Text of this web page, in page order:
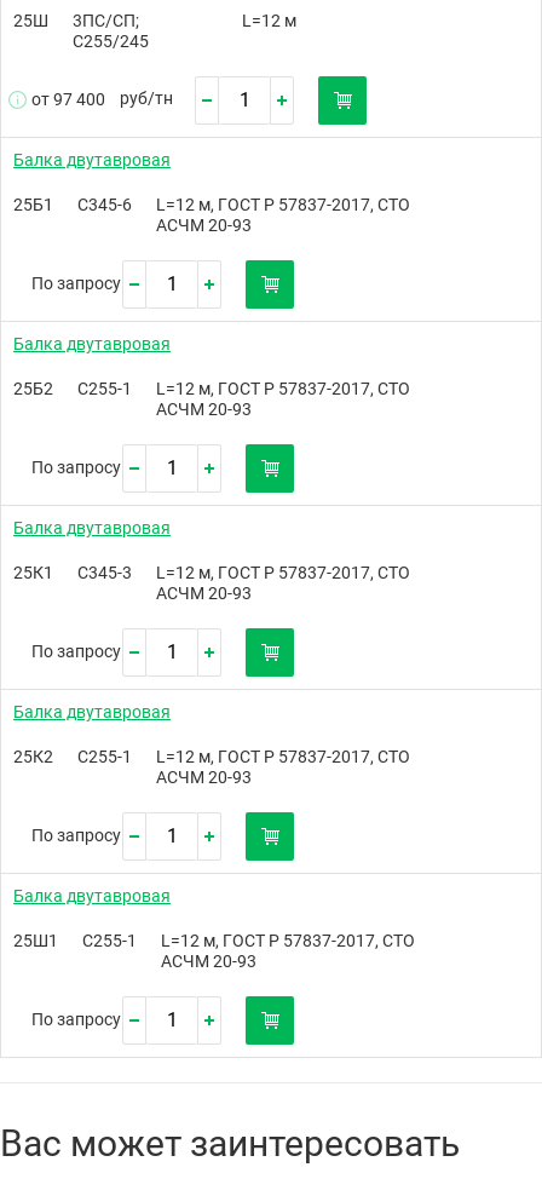
25Ш
3ПС/СП;
С255/245
L=12 м
от 97 400 руб/тн
Балка двутавровая
25Б1 С345-6
L=12 м, ГОСТ Р 57837-2017, СТО
АСЧМ 20-93
По запросу
Балка двутавровая
25Б2 С255-1
L=12 м, ГОСТ Р 57837-2017, СТО
АСЧМ 20-93
По запросу
Балка двутавровая
25К1 С345-3
L=12 м, ГОСТ Р 57837-2017, СТО
АСЧМ 20-93
По запросу
Балка двутавровая
25К2 С255-1
L=12 м, ГОСТ Р 57837-2017, СТО
АСЧМ 20-93
По запросу
Балка двутавровая
25Ш1 С255-1
L=12 м, ГОСТ Р 57837-2017, СТО
АСЧМ 20-93
По запросу
Вас может заинтересовать